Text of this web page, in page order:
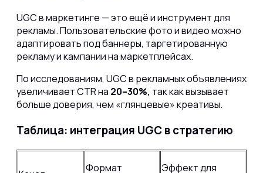
UGC в маркетинге — это ещё и инструмент для
рекламы. Пользовательские фото и видео можно
адаптировать под баннеры, таргетированную
рекламу и кампании на маркетплейсах.
По исследованиям, UGC в рекламных объявлениях
увеличивает CTR на 20–30%, так как вызывает
больше доверия, чем «глянцевые» креативы.
Таблица: интеграция UGC в стратегию
Формат
Эффект для